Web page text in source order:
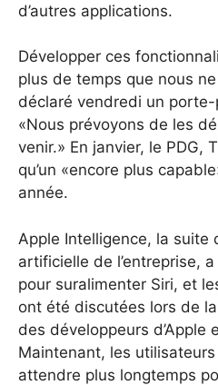
d’autres applications.
Développer ces
plus de temps que nous
déclaré vendredi un porte-
«Nous prévoyons de les
venir.» En janvier, le PDG,
qu’un «encore plus
année.
Apple Intelligence, la suite
artificielle de l’entreprise,
pour suralimenter Siri, et
ont été discutées lors de
des développeurs d’Apple
Maintenant, les
attendre plus longtemps